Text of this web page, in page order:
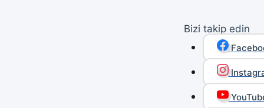
Bizi takip edin